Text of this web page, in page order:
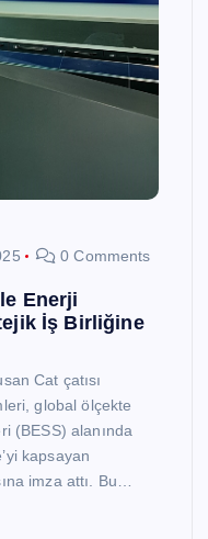
0 Comments
Enerji
İş Birliğine
Cat çatısı
global ölçekte
(BESS) alanında
kapsayan
imza attı. Bu…